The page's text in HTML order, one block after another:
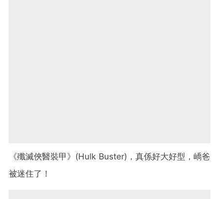
《殲滅俠醫裝甲》(Hulk Buster)，真係好大好型，嶠爸
被迷住了！